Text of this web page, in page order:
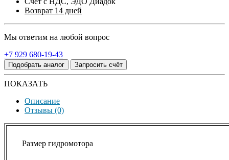
Возврат 14 дней
Мы ответим на любой вопрос
+7 929 680-19-43
Подобрать аналог Запросить счёт
ПОКАЗАТЬ
Описание
Отзывы (0)
Размер гидромотора